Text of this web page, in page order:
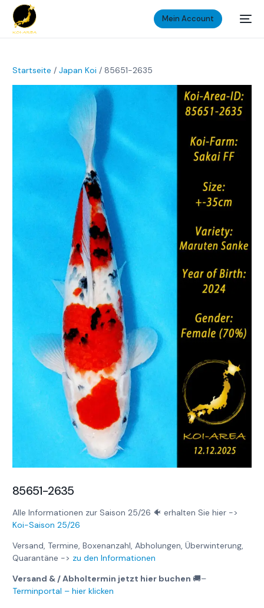
Mein Account
Startseite /Japan Koi / 85651-2635
85651-2635
Alle Informationen zur Saison 25/26 🐠 erhalten Sie hier ->
Koi-Saison 25/26
Versand, Termine, Boxenanzahl, Abholungen, Überwinterung,
Quarantäne -> zu den Informationen
Versand & / Abholtermin jetzt hier buchen 🚚–
Terminportal – hier klicken